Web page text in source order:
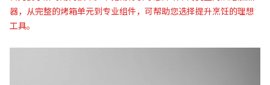
器，从完整的烤箱单元到专业组件，可帮助您选择提升烹饪的理想
工具。